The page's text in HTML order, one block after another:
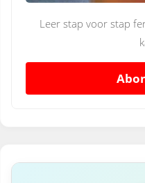
Leer stap voor stap